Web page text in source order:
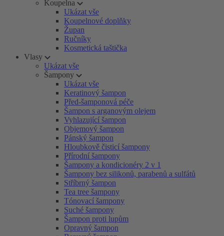
Koupelna
Ukázat vše
Koupelnové doplňky
Župan
Ručníky
Kosmetická taštička
Vlasy
Ukázat vše
Šampony
Ukázat vše
Keratinový šampon
Před-šamponová péče
Šampon s arganovým olejem
Vyhlazující šampon
Objemový šampon
Pánský šampon
Hloubkově čisticí šampony
Přírodní šampony
Šampony a kondicionéry 2 v 1
Šampony bez silikonů, parabenů a sulfátů
Stříbrný šampon
Tea tree šampony
Tónovací šampony
Suché šampony
Šampon proti lupům
Opravný šampon